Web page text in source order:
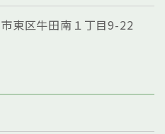
東区牛田南１丁目9-22